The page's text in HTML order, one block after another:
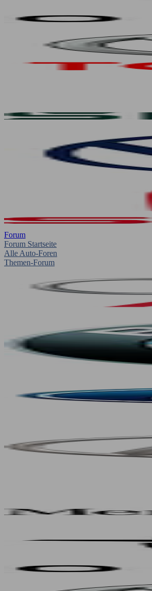
Forum
Forum Startseite
Alle Auto-Foren
Themen-Forum